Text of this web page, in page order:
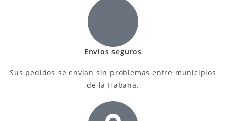
Envíos seguros
Sus pedidos se envían sin problemas entre municipios
de la Habana.